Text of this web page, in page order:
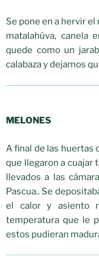
Se pone en a hervir
matalahúva, canela
quede como un
calabaza y dejamos
MELONES
A final de las huertas
que llegaron a cuajar
llevados a las
Pascua.. Se
el calor y asiento
temperatura que le
estos pudieran